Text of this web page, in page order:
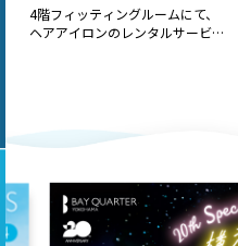
4階フィッティングルームにて、
ヘアアイロンのレンタルサービス